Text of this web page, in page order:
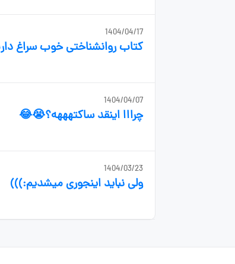
1404/04/17
کتاب روانشناختی خوب سراغ
1404/04/07
چرااا اینقد ساکتهههه؟😭😂
1404/03/23
ولی نباید اینجوری میشدیم:)))